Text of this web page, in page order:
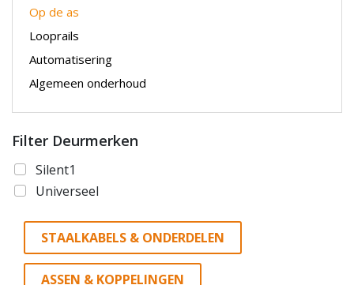
Op de as
Looprails
Automatisering
Algemeen onderhoud
Filter Deurmerken
Silent1
Universeel
STAALKABELS & ONDERDELEN
ASSEN & KOPPELINGEN